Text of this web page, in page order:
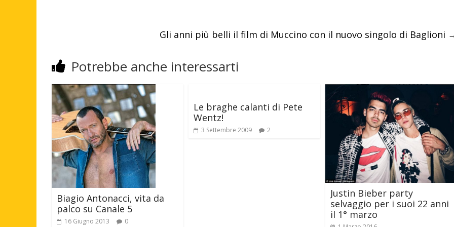
Gli anni più belli il film di Muccino con il nuovo singolo di Baglioni
Potrebbe anche interessarti
Biagio Antonacci, vita da
palco su Canale 5
16 Giugno 2013 0
Le braghe calanti di Pete
Wentz!
3 Settembre 2009 2
Justin Bieber party
selvaggio per i suoi 22 anni
il 1° marzo